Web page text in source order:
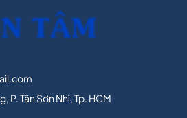
P. Tân Sơn Nhì, Tp. HCM